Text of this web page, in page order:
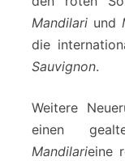
Mandilari und
die
Sauvignon.
Weitere
einen
Mandilarieine